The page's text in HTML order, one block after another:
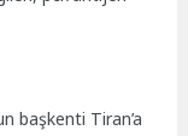
başkenti Tiran’a